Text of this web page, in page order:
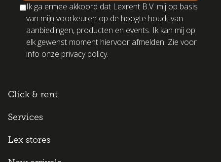
Ik ga ermee akkoord dat Lexrent B.V. mij op basis
van mijn voorkeuren op de hoogte houdt van
aanbiedingen, producten en events. Ik kan mij op
elk gewenst moment hiervoor afmelden. Zie voor
info onze privacy policy.
Click & rent
Services
Lex stores